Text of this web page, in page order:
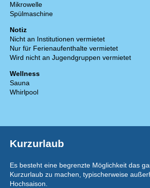
Mikrowelle
Spülmaschine
Notiz
Nicht an Institutionen vermietet
Nur für Ferienaufenthalte vermietet
Wird nicht an Jugendgruppen vermietet
Wellness
Sauna
Whirlpool
Kurzurlaub
Es besteht eine begrenzte Möglichkeit das
Kurzurlaub zu machen, typischerweise
Hochsaison.